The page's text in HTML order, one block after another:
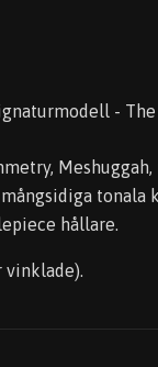
- The
tonala
hållare.
vinklade).